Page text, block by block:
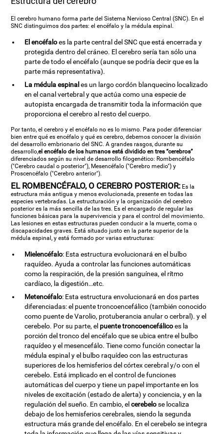
El cerebro humano forma parte del Sistema Nervioso Central (SNC). En el
SNC distinguimos dos partes: el encéfalo y la médula espinal.
El encéfaloes la parte central del SNC que está encerrada y
protegida dentro del cráneo. El cerebro sería tan sólo una
parte de todo el encéfalo (aunque se podría decir que es la
parte más representativa).
La médula espinal es un largo cordón blanquecino localizado
en el canal vertebral y que actúa como una especie de
autopista encargada de transmitir toda la información que
proporciona el cerebro al resto del cuerpo.
Por tanto, el cerebro y el encéfalo no es lo mismo. Para poder diferenciar
bien entre qué es encéfalo y qué es cerebro, debemos conocer la división
del desarrollo embrionario del SNC. A grandes rasgos, durante su
desarrollo,el encéfalo de los humanos está dividido en tres “cerebros”
diferenciados según su nivel de desarrollo filogenético: Rombencéfalo
("Cerebro caudal o posterior"), Mesencéfalo ("Cerebro medio") y
Proscencéfalo ("Cerebro anterior").
EL ROMBENCÉFALO, O CEREBRO POSTERIOR: Es la
estructura más antigua y menos evolucionada, presente en todas las
especies vertebradas. La estructuración y la organización del cerebro
posterior es la más sencilla de las tres. Es el encargado de regular las
funciones básicas para la supervivencia y para el control del movimiento.
Las lesiones en estas estructuras pueden conducir a la muerte, coma o
discapacidades graves. Está situado justo en la parte superior de la
médula espinal, y está formado por varias estructuras:
Mielencéfalo: Esta estructura evolucionará en el bulbo
raquídeo. Ayuda a controlar las funciones automáticas
como la respiración, de la presión sanguínea, el rítmo
cardíaco, la digestión…etc.
Metencéfalo: Esta estructura envolucionará en dos partes
diferenciadas: el puente troncoencefálico (también conocido
como puente de Varolio, protuberancia anular o cerbral). y el
cerebelo. Por su parte, el puente troncoencefálicoes la
porción del tronco del encéfalo que se ubica entre el bulbo
raquídeo y el mesencefálo. Tiene como función conectar la
médula espinal y el bulbo raquídeo con las estructuras
superiores de los hemisferios del córtex cerebral y/o con el
cerebelo. Está implicado en el control de funciones
automáticas del cuerpo y tiene un papel importante en los
niveles de excitación (estado de alerta) y conciencia, y en la
regulación del sueño. En cambio, elcerebelose localiza
debajo de los hemisferios cerebrales, siendo la segunda
estructura más grande del encéfalo. En el cerebelo se integra